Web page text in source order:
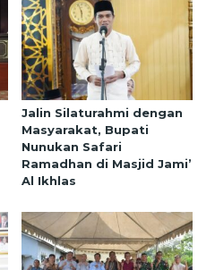
Jalin Silaturahmi dengan
Masyarakat, Bupati
Nunukan Safari
Ramadhan di Masjid Jami’
Al Ikhlas